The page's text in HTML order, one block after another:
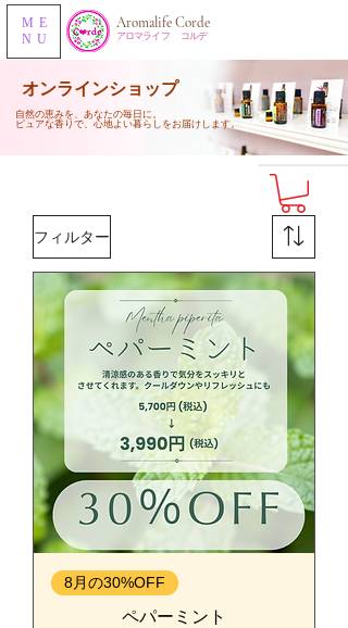
ME
NU
​アロマライフ コルデ
​Aromalife Corde
​オンラインショップ​
自然の恵みを、あなたの毎日に。
​ピュアな香りで、心地よい暮らしをお届けします。
フィルター
8月の30%OFF
ペパーミント